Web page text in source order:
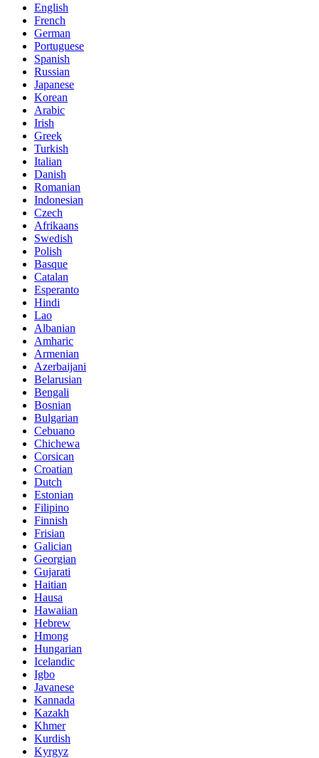
English
French
German
Portuguese
Spanish
Russian
Japanese
Korean
Arabic
Irish
Greek
Turkish
Italian
Danish
Romanian
Indonesian
Czech
Afrikaans
Swedish
Polish
Basque
Catalan
Esperanto
Hindi
Lao
Albanian
Amharic
Armenian
Azerbaijani
Belarusian
Bengali
Bosnian
Bulgarian
Cebuano
Chichewa
Corsican
Croatian
Dutch
Estonian
Filipino
Finnish
Frisian
Galician
Georgian
Gujarati
Haitian
Hausa
Hawaiian
Hebrew
Hmong
Hungarian
Icelandic
Igbo
Javanese
Kannada
Kazakh
Khmer
Kurdish
Kyrgyz